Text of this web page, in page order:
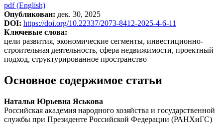
pdf (English)
Опубликован: дек. 30, 2025
DOI: https://doi.org/10.22337/2073-8412-2025-4-6-11
Ключевые слова:
цели развития, экономические сегменты, инвестиционно-
строительная деятельность, сфера недвижимости, проектный
подход, структурированное пространство
Основное содержимое статьи
Наталья Юрьевна Яськова
Российская академия народного хозяйства и государственной
службы при Президенте Российской Федерации (РАНХиГС)